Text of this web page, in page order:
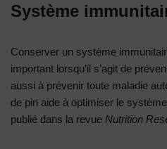
Système
Conserver un système
important lorsqu’il s’agit de
aussi à prévenir toute maladie
de pin aide à optimiser le
publié dans la revue Nutrition